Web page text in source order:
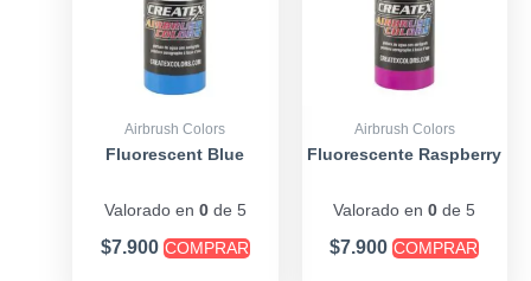
Airbrush Colors
Fluorescent Blue
Valorado en 0de 5
$7.900 COMPRAR
Airbrush Colors
Fluorescente Raspberry
Valorado en0 de 5
$7.900 COMPRAR